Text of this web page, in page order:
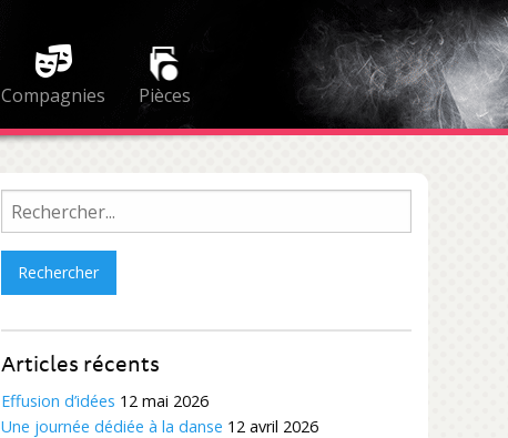
Compagnies Pièces
Rechercher :
Articles récents
Effusion d’idées 12 mai 2026
Une journée dédiée à la danse 12 avril 2026